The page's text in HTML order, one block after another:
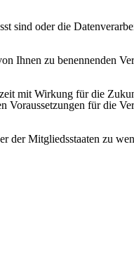
sind oder die
Ihnen zu benennenden
mit Wirkung für die
für die
der Mitgliedsstaaten zu